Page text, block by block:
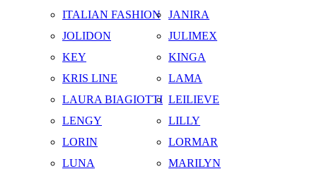
ITALIAN FASHION
JANIRA
JOLIDON
JULIMEX
KEY
KINGA
KRIS LINE
LAMA
LAURA BIAGIOTTI LEILIEVE
LENGY
LILLY
LORIN
LORMAR
LUNA
MARILYN